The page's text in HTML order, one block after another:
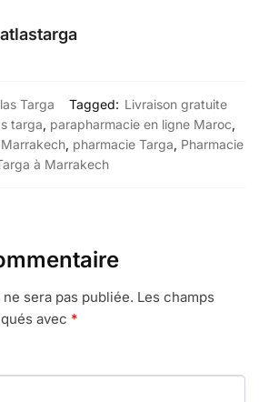
Targa Tagged: Livraison gratuite
targa, parapharmacie en ligne Maroc,
, pharmacie Targa, Pharmacie
à Marrakech
sera pas publiée. Les champs
avec *